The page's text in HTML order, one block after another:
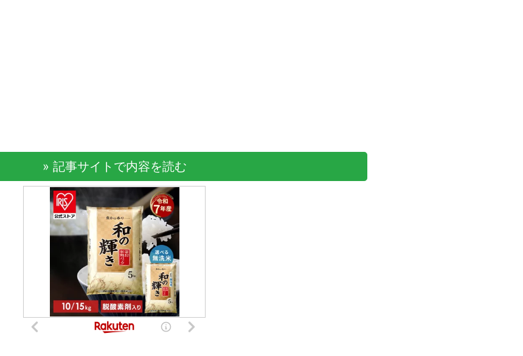
» 記事サイトで内容を読む